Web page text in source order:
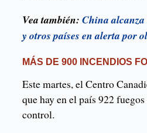
Vea también: China
y otros países en alerta por
MÁS DE 900 INCENDIOS
Este martes, el Centro
que hay en el país 922
control.